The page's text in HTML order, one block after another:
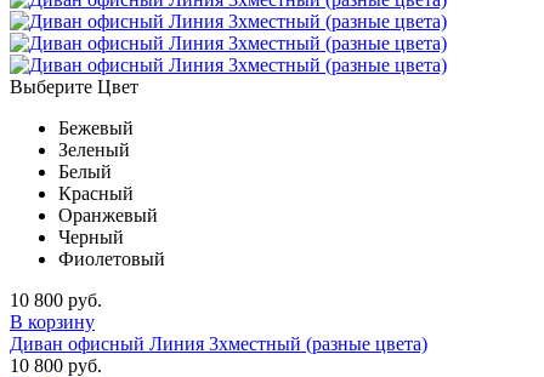
Выберите Цвет
Бежевый
Зеленый
Белый
Красный
Оранжевый
Черный
Фиолетовый
10 800 руб.
В корзину
Диван офисный Линия 3хместный (разные цвета)
10 800 руб.